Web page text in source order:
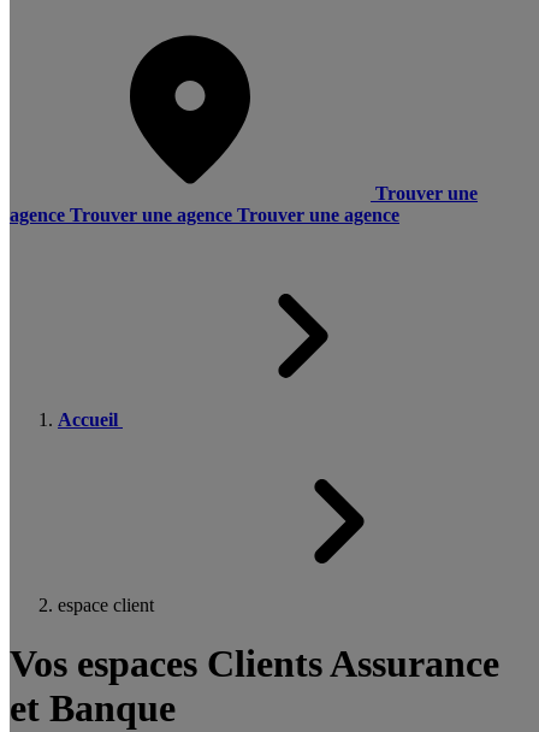
Trouver une
agence Trouver une agence Trouver une agence
Accueil
espace client
Vos espaces Clients Assurance
et Banque